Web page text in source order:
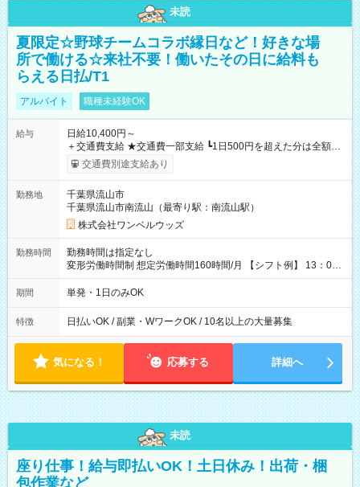
未読
夏限定☆野球チームコラボ縁日など！好きな場
所で働ける☆来社不要！働いたその日に給料も
らえる日払/T1
アルバイト 職種未経験OK
給与
日給10,400円～
＋交通費支給 ★交通費一部支給 ┗1日500円を超えた分は全額支
給！ ※往復500円以内の方は自己負担となります ★日払いOK！
（規定あり） ┗働いたその日に現金GET♪ お仕事後はコンビニ
なし
交通費別途支給あり
勤務地
千葉県流山市
千葉県流山市南流山（最寄り駅：南流山駅）
株式会社ワンベルウッズ
勤務時間
勤務時間は指定なし
変形労働時間制 想定労働時間160時間/月 【シフト例】 13：00
～22：00
期間 単発・1日のみOK
特徴 日払いOK / 副業・WワークOK / 10名以上の大量募集
気になる！ 応募する 詳細へ
未読
座り仕事！給与即払いOK！土日休み！出荷・梱
包作業など